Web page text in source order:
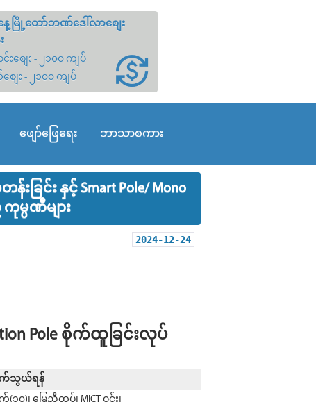
မြို့တော်ဘဏ်ဒေါ်လာစျေး
င်းစျေး - ၂၁၀၀ ကျပ်
ျေး - ၂၁၀၀ ကျပ်
ဖျော်ဖြေရေး ဘာသာစကား
ြင်း နှင့် Smart Pole/ Mono
မ္ပဏီများ
2024-12-24
Pole စိုက်ထူခြင်းလုပ်
သွယ်ရန်
၁၀)၊ မြေညီထပ်၊ MICT ဝင်း၊